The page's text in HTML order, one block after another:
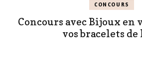
CONCOURS
Concours avec Bijoux en
vos bracelets de